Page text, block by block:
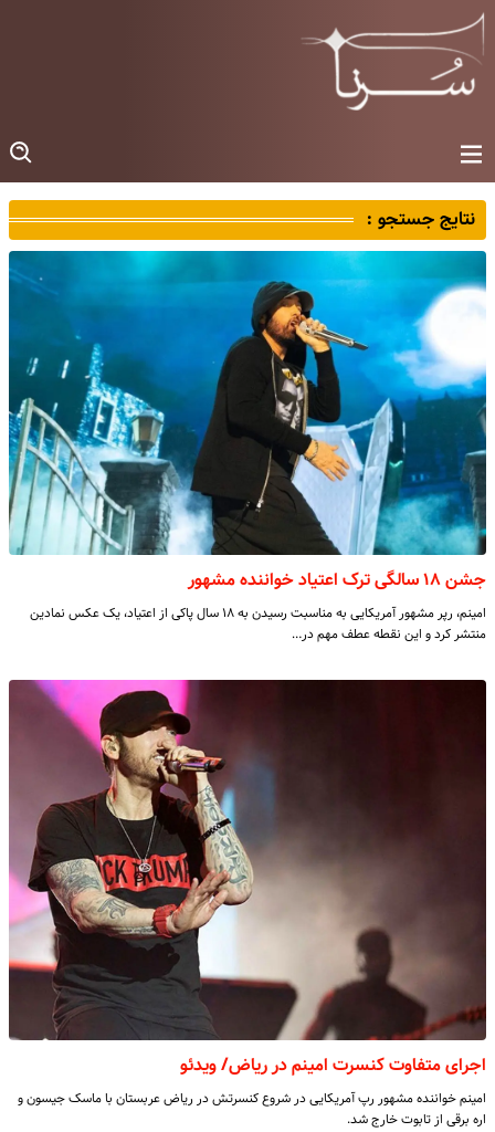
نتایج جستجو :
جشن ۱۸ سالگی ترک اعتیاد خواننده مشهور
امینم، رپر مشهور آمریکایی به مناسبت رسیدن به ۱۸ سال پاکی از اعتیاد، یک عکس نمادین
منتشر کرد و این نقطه عطف مهم در…
اجرای متفاوت کنسرت امینم در ریاض/ ویدئو
امینم خواننده مشهور رپ آمریکایی در شروع کنسرتش در ریاض عربستان با ماسک جیسون و
اره برقی از تابوت خارج شد.